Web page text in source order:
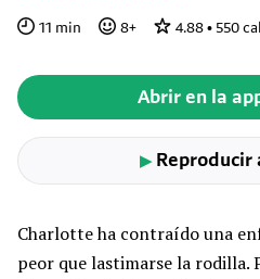
11 min 8+ 4.88 • 550
Abrir en la
▶Reproducir
Charlotte ha contraído una
peor que lastimarse la rodilla.